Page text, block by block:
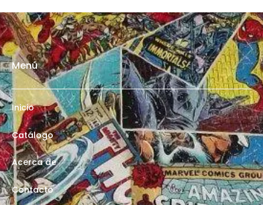
Menú
Inicio
Catálogo
Acerca de
Contacto